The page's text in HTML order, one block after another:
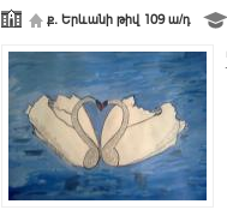
ք. Երևանի թիվ 109 ա/դ